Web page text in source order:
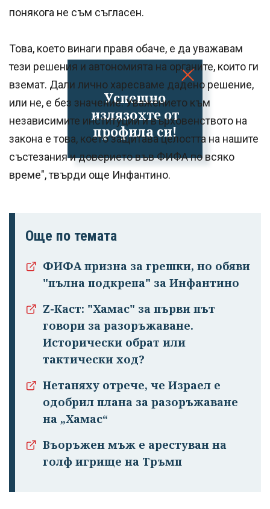
Успешно
излязохте от
профила си!
понякога не съм съгласен.
Това, което винаги правя обаче, е да уважавам
тези решения и автономията на органите, които ги
вземат. Дали лично харесваме дадено решение,
или не, е без значение. Уважението към
независимите институции и върховенството на
закона е това, което защитава целостта на нашите
състезания и доверието във ФИФА по всяко
време", твърди още Инфантино.
Още по темата
ФИФА призна за грешки, но обяви
"пълна подкрепа" за Инфантино
Z-Каст: "Хамас" за първи път
говори за разоръжаване.
Исторически обрат или
тактически ход?
Нетаняху отрече, че Израел е
одобрил плана за разоръжаване
на „Хамас“
Въоръжен мъж е арестуван на
голф игрище на Тръмп